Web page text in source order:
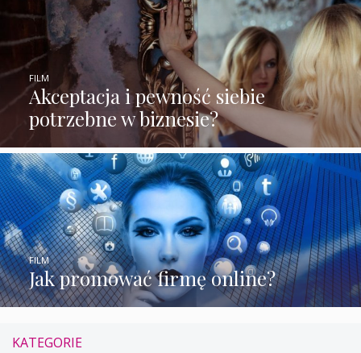
Akceptacja i pewność siebie
potrzebne w biznesie?
FILM
Jak promować firmę online?
FILM
KATEGORIE